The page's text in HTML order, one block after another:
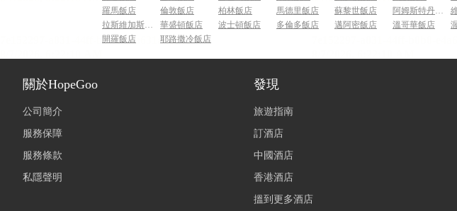
羅馬飯店
倫敦飯店 柏林飯店 馬德里飯店 蘇黎世飯店 阿姆斯特丹飯店
拉斯維加斯飯店
華盛頓飯店 波士頓飯店 多倫多飯店 邁阿密飯店 溫哥華飯店
開羅飯店
耶路撒冷飯店
關於HopeGoo
公司簡介
服務保障
服務條款
私隱聲明
發現
旅遊指南
訂酒店
中國酒店
香港酒店
搵到更多酒店